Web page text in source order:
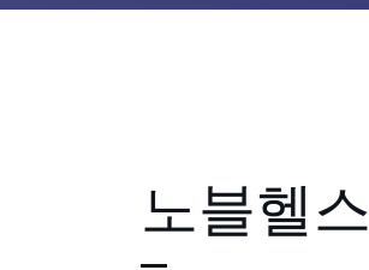
노블헬스